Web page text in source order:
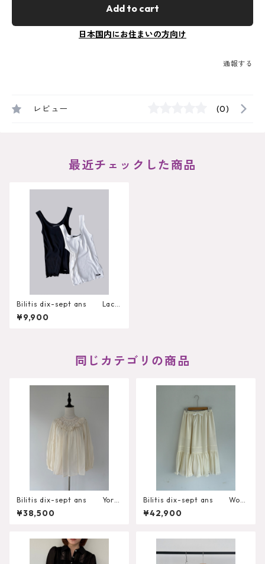
Add to cart
日本国内にお住まいの方向け
通報する
レビュー (0)
最近チェックした商品
Bilitis dix-sept ans Lace
Tank Top
¥9,900
同じカテゴリの商品
Bilitis dix-sept ans York
Lace Blouse 2911-960
¥38,500
Bilitis dix-sept ans Wool
Gauze Skirt 2912-925
¥42,900